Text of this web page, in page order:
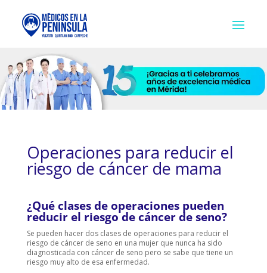
Operaciones para reducir el
riesgo de cáncer de mama
¿Qué clases de operaciones pueden
reducir el riesgo de cáncer de seno?
Se pueden hacer dos clases de operaciones para reducir el
riesgo de cáncer de seno en una mujer que nunca ha sido
diagnosticada con cáncer de seno pero se sabe que tiene un
riesgo muy alto de esa enfermedad.